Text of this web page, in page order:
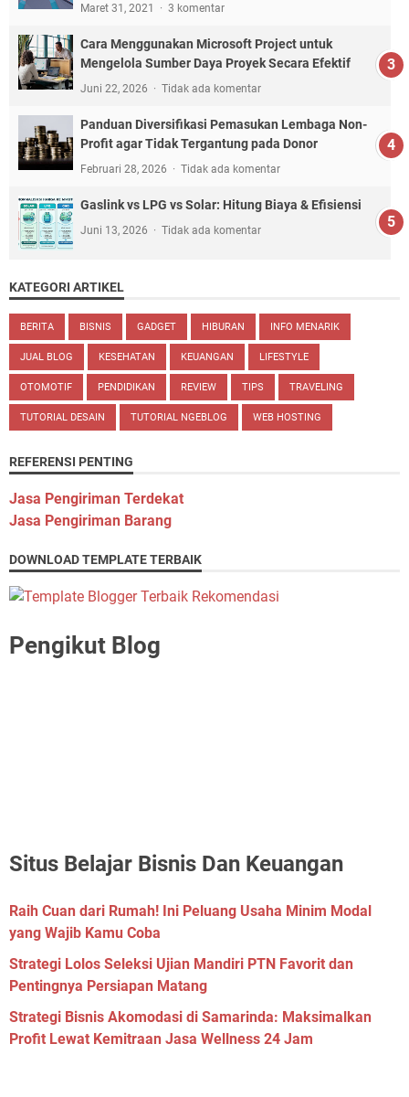
Maret 31, 2021 3 komentar
Cara Menggunakan Microsoft Project untuk
Mengelola Sumber Daya Proyek Secara Efektif
Juni 22, 2026 Tidak ada komentar
Panduan Diversifikasi Pemasukan Lembaga Non-
Profit agar Tidak Tergantung pada Donor
Februari 28, 2026 Tidak ada komentar
Gaslink vs LPG vs Solar: Hitung Biaya & Efisiensi
Juni 13, 2026 Tidak ada komentar
KATEGORI ARTIKEL
BERITA BISNIS GADGET HIBURAN INFO MENARIK
JUAL BLOG KESEHATAN KEUANGAN LIFESTYLE
OTOMOTIF PENDIDIKAN REVIEW TIPS TRAVELING
TUTORIAL DESAIN TUTORIAL NGEBLOG WEB HOSTING
REFERENSI PENTING
Jasa Pengiriman Terdekat
Jasa Pengiriman Barang
DOWNLOAD TEMPLATE TERBAIK
Pengikut Blog
Situs Belajar Bisnis Dan Keuangan
Raih Cuan dari Rumah! Ini Peluang Usaha Minim Modal
yang Wajib Kamu Coba
Strategi Lolos Seleksi Ujian Mandiri PTN Favorit dan
Pentingnya Persiapan Matang
Strategi Bisnis Akomodasi di Samarinda: Maksimalkan
Profit Lewat Kemitraan Jasa Wellness 24 Jam